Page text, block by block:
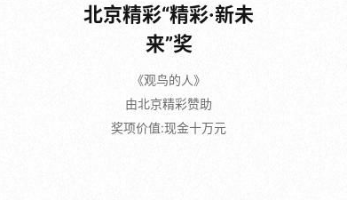
北京精彩“精彩·新未
来”奖
《观鸟的人》
由北京精彩赞助
奖项价值:现金十万元